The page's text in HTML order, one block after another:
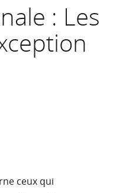
: Les
ceux qui